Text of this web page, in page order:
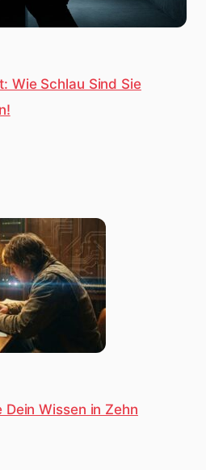
Wie Schlau Sind Sie
Dein Wissen in Zehn